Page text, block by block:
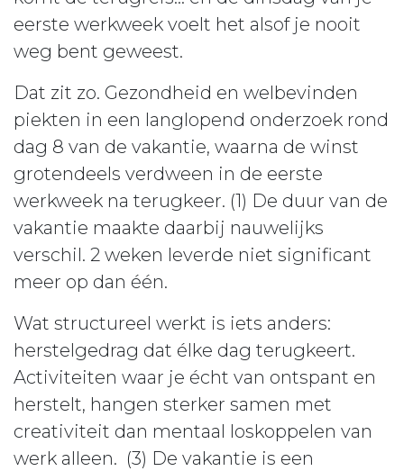
eerste werkweek voelt het alsof je nooit
weg bent geweest.
Dat zit zo. Gezondheid en welbevinden
piekten in een langlopend onderzoek rond
dag 8 van de vakantie, waarna de winst
grotendeels verdween in de eerste
werkweek na terugkeer. (1) De duur van de
vakantie maakte daarbij nauwelijks
verschil. 2 weken leverde niet significant
meer op dan één.
Wat structureel werkt is iets anders:
herstelgedrag dat élke dag terugkeert.
Activiteiten waar je écht van ontspant en
herstelt, hangen sterker samen met
creativiteit dan mentaal loskoppelen van
werk alleen. (3) De vakantie is een